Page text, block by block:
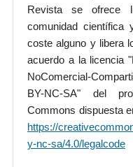
Revista se ofrece
comunidad científica
coste alguno y libera
acuerdo a la licencia
NoComercial-
BY-NC-SA" del
Commons dispuesta
https://
y-nc-sa/4.0/legalcode